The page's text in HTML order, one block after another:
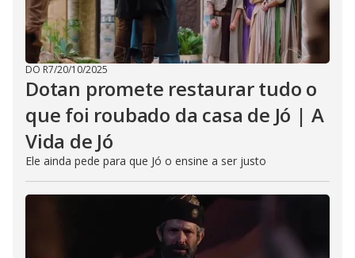
DO R7/20/10/2025
Dotan promete restaurar tudo o
que foi roubado da casa de Jó | A
Vida de Jó
Ele ainda pede para que Jó o ensine a ser justo